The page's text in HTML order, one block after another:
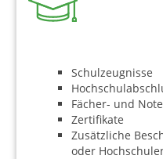
Schulzeugnisse
Fächer- und
Zertifikate
Zusätzliche
oder